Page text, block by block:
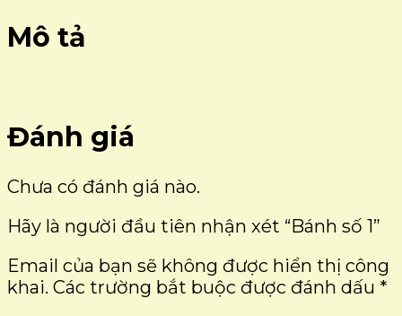
Mô tả
Đánh giá
Chưa có đánh giá nào.
Hãy là người đầu tiên nhận xét “Bánh số 1”
Email của bạn sẽ không được hiển thị công
khai. Các trường bắt buộc được đánh dấu *